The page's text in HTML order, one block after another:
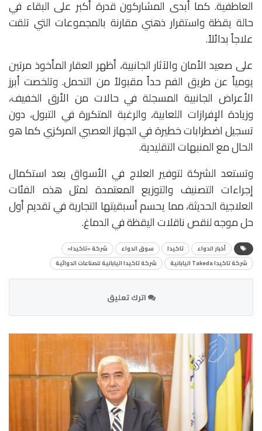
العاطفية. كما أبدى المشاركون قدرة أكبر على البقاء في
حالة يقظة واستقرار ذهني مقارنة بالمجموعات التي تلقت
علاجاً بدائلاً.
على صعيد الأمان والآثار الجانبية، أظهر العقار المأخوذ مرتين
يومياً عن طريق الفم حداً مقبولاً من التحمل. وتلخصت أبرز
الأعراض الجانبية المسجلة في حالات من الأرق الخفيف،
وزيادة الإفرازات اللعابية، والرغبة المتكررة في التبول، دون
تسجيل اضطرابات خطيرة في الجهاز العصبي المركزي كما هو
الحال مع المنبهات التقليدية.
وتستعد الشركة لتوفير العلاج في الأسواق بعد استكمال
إجراءات التصنيف والتوزيع المعتمدة لمثل هذه الفئات
العلاجية الحديثة، مما يحسم أسبقيتها التجارية في تقديم أول
حل موجه لنقص ناقلات اليقظة في الدماغ.
أخبار الدواء تاكيدا سوق الدواء
شركة «تاكيدا»
شركة تاكيدا Takeda اليابانية
شركة تاكيدا اليابانية للصناعات الدوائية
اترك تعليق